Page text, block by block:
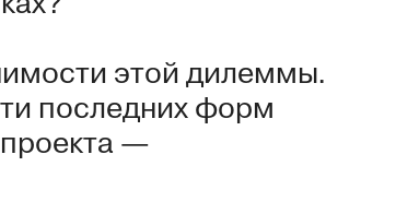
этой дилеммы.
последних форм
—